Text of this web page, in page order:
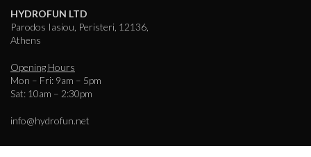
HYDROFUN LTD
Parodos Iasiou, Peristeri, 12136,
Athens
Opening Hours
Mon – Fri: 9am – 5pm
Sat: 10am – 2:30pm
info@hydrofun.net